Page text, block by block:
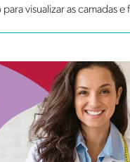
visualizar as camadas e